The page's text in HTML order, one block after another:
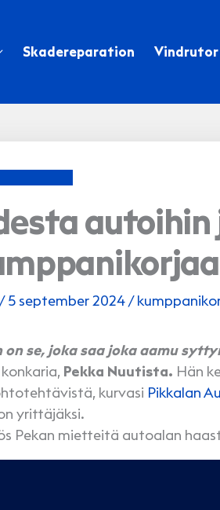
Skadereparation Vindrutor
/5 september 2024/
on se, joka saa joka aamu
Pekka Nuutista. Hän
kurvasi Pikkalan
yrittäjäksi.
Pekan mietteitä autoalan